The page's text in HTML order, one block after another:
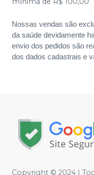
Nossas vendas são
da saúde devidamente
envio dos pedidos são
dos dados cadastrais e
Copyright © 2024 |